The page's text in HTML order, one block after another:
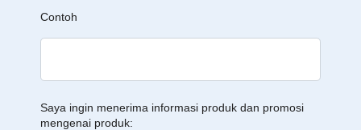
Contoh
Saya ingin menerima informasi produk dan promosi
mengenai produk: